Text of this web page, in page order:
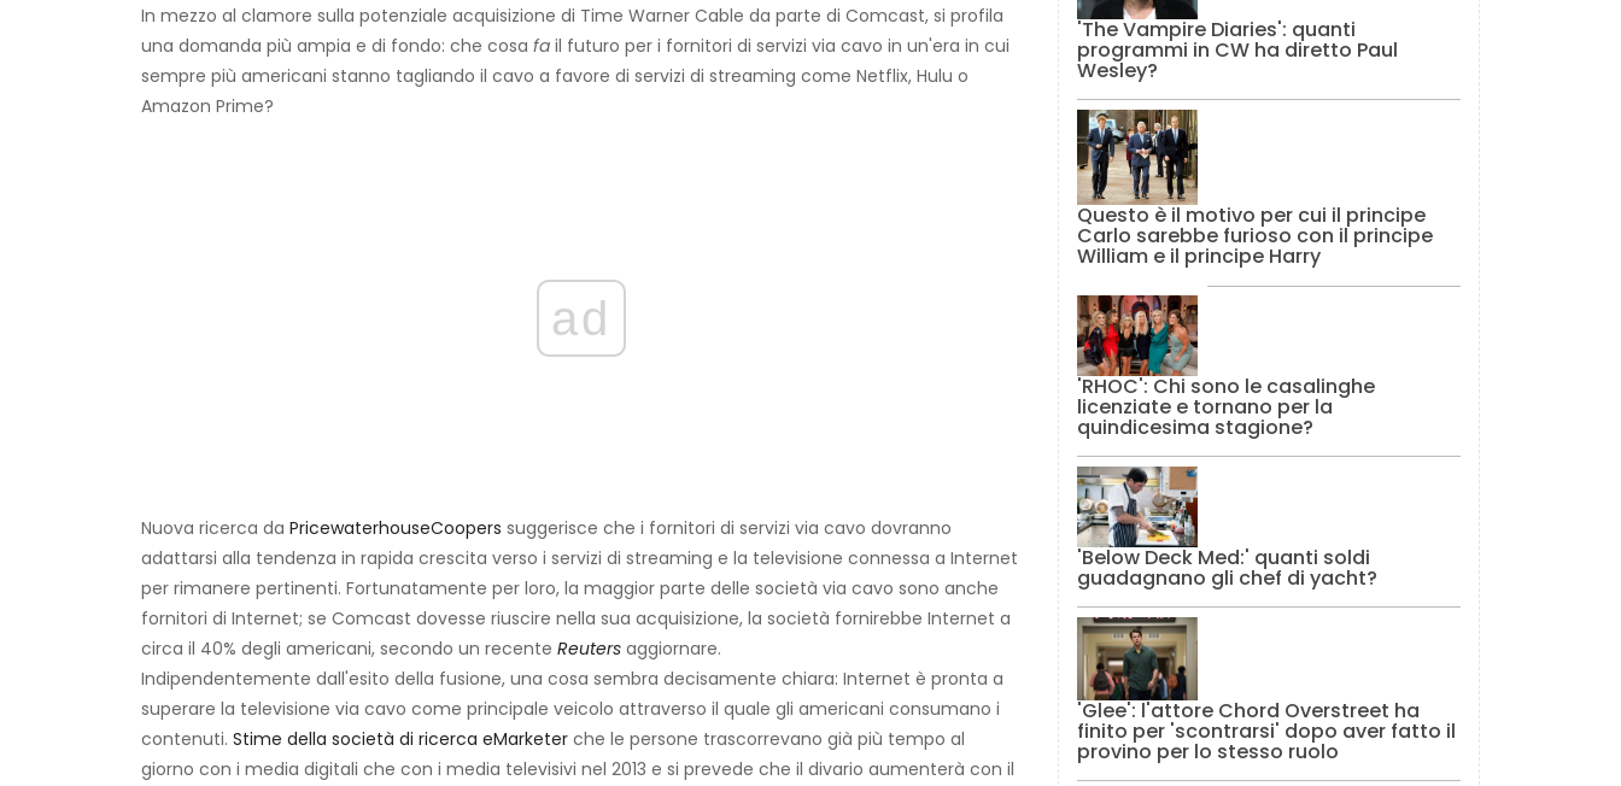
In mezzo al clamore sulla potenziale acquisizione di Time Warner Cable da parte di Comcast, si profila
una domanda più ampia e di fondo: che cosa fa il futuro per i fornitori di servizi via cavo in un'era in cui
sempre più americani stanno tagliando il cavo a favore di servizi di streaming come Netflix, Hulu o
Amazon Prime?
ad
Nuova ricerca da PricewaterhouseCoopers suggerisce che i fornitori di servizi via cavo dovranno
adattarsi alla tendenza in rapida crescita verso i servizi di streaming e la televisione connessa a Internet
per rimanere pertinenti. Fortunatamente per loro, la maggior parte delle società via cavo sono anche
fornitori di Internet; se Comcast dovesse riuscire nella sua acquisizione, la società fornirebbe Internet a
circa il 40% degli americani, secondo un recente Reuters aggiornare.
Indipendentemente dall'esito della fusione, una cosa sembra decisamente chiara: Internet è pronta a
superare la televisione via cavo come principale veicolo attraverso il quale gli americani consumano i
contenuti. Stime della società di ricerca eMarketer che le persone trascorrevano già più tempo al
giorno con i media digitali che con i media televisivi nel 2013 e si prevede che il divario aumenterà con il
'The Vampire Diaries': quanti
programmi in CW ha diretto Paul
Wesley?
Questo è il motivo per cui il principe
Carlo sarebbe furioso con il principe
William e il principe Harry
'RHOC': Chi sono le casalinghe
licenziate e tornano per la
quindicesima stagione?
'Below Deck Med:' quanti soldi
guadagnano gli chef di yacht?
'Glee': l'attore Chord Overstreet ha
finito per 'scontrarsi' dopo aver fatto il
provino per lo stesso ruolo